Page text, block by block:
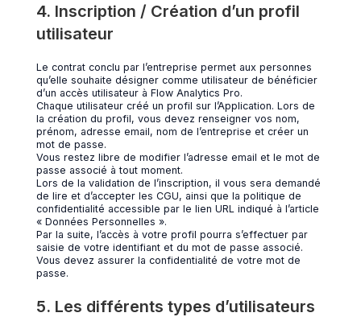
4. Inscription / Création d’un profil
utilisateur
Le contrat conclu par l’entreprise permet aux personnes
qu’elle souhaite désigner comme utilisateur de bénéficier
d’un accès utilisateur à Flow Analytics Pro.
Chaque utilisateur créé un profil sur l’Application. Lors de
la création du profil, vous devez renseigner vos nom,
prénom, adresse email, nom de l’entreprise et créer un
mot de passe.
Vous restez libre de modifier l’adresse email et le mot de
passe associé à tout moment.
Lors de la validation de l’inscription, il vous sera demandé
de lire et d’accepter les CGU, ainsi que la politique de
confidentialité accessible par le lien URL indiqué à l’article
« Données Personnelles ».
Par la suite, l’accès à votre profil pourra s’effectuer par
saisie de votre identifiant et du mot de passe associé.
Vous devez assurer la confidentialité de votre mot de
passe.
5. Les différents types d’utilisateurs